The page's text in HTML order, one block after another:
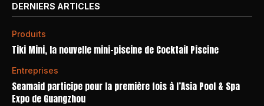
DERNIERS ARTICLES
Produits
Tiki Mini, la nouvelle mini-piscine de Cocktail Piscine
Entreprises
Seamaid participe pour la première fois à l’Asia Pool & Spa
Expo de Guangzhou